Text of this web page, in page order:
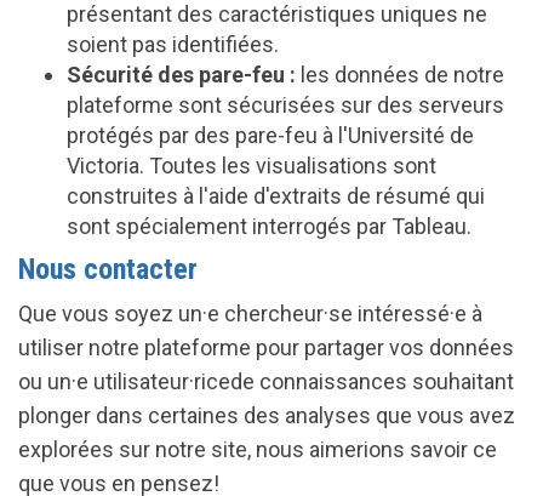
présentant des caractéristiques uniques ne
soient pas identifiées.
Sécurité des pare-feu : les données de notre
plateforme sont sécurisées sur des serveurs
protégés par des pare-feu à l'Université de
Victoria. Toutes les visualisations sont
construites à l'aide d'extraits de résumé qui
sont spécialement interrogés par Tableau.
Nous contacter
Que vous soyez un·e chercheur·se intéressé·e à
utiliser notre plateforme pour partager vos données
ou un·e utilisateur·ricede connaissances souhaitant
plonger dans certaines des analyses que vous avez
explorées sur notre site, nous aimerions savoir ce
que vous en pensez!